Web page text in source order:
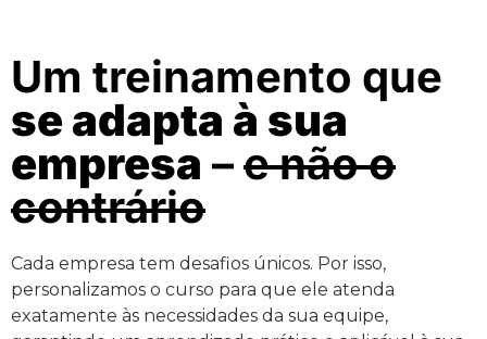
Um treinamento que
se adapta à sua
empresa –e não o
contrário
Cada empresa tem desafios únicos. Por isso,
personalizamos o curso para que ele atenda
exatamente às necessidades da sua equipe,